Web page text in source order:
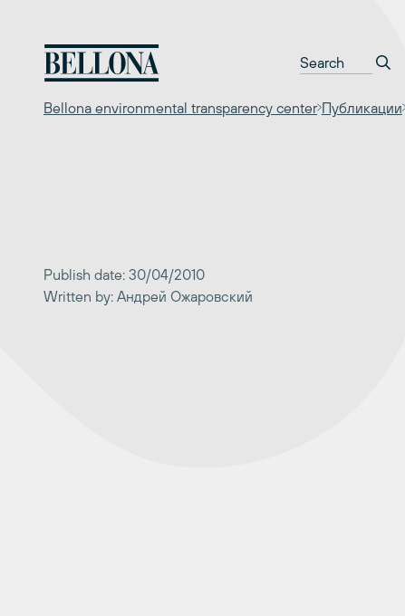
содержимому
Bellona environmental transparency center Публикации
Publish date: 30/04/2010
Written by: Андрей Ожаровский